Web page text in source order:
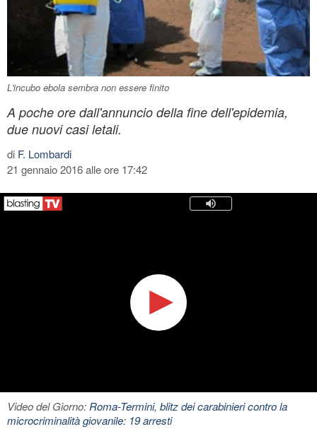
L'incubo ebola sembra non essere finito
A poche ore dall'annuncio della fine dell'epidemia,
due nuovi casi letali.
di F. Lombardi
21 gennaio 2016 alle ore 17:42
Video del Giorno:Roma-Termini, blitz dei carabinieri contro la
microcriminalità giovanile: 19 arresti